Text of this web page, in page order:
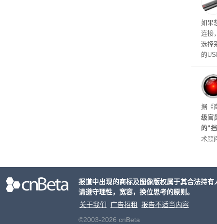
如果
连接
选择
的
不
在华
些
起
据《
级官
的“
术顾
原因
报道中出现的商标及图像版权属于其合法持
请遵守理性，宽容，换位思考的原则。
关于我们
广告招租
报告不适当内容
©2003-2026 cnBeta